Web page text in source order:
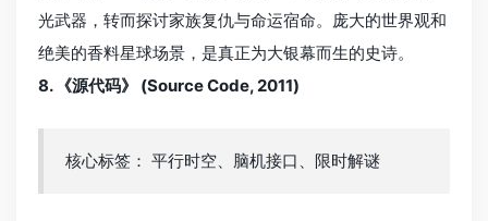
光武器，转而探讨家族复仇与命运宿命。庞大的世界观和
绝美的香料星球场景，是真正为大银幕而生的史诗。
8. 《源代码》 (Source Code, 2011)
核心标签： 平行时空、脑机接口、限时解谜